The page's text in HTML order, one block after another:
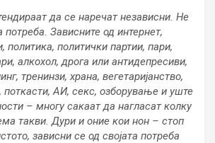
да се наречат независни. Не
Зависните од интернет,
политика, политички партии, пари,
алкохол, дрога или антидепресиви,
тренинзи, храна, вегетаријанство,
поткасти, АИ, секс, озборување и уште
– многу сакаат да нагласат колку
такви. Дури и оние кои нон – стоп
зависни се од својата потреба